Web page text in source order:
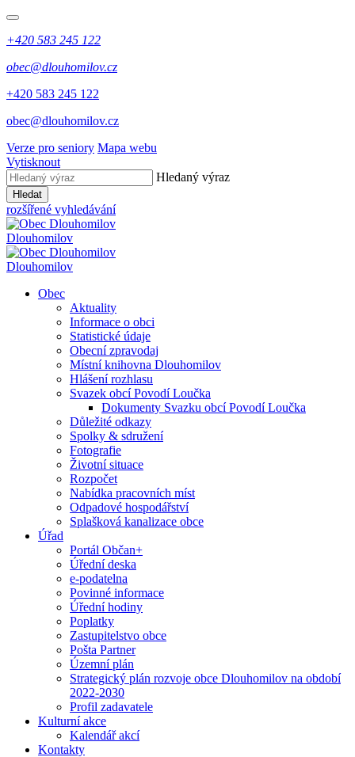
+420 583 245 122
obec@dlouhomilov.cz
+420 583 245 122
obec@dlouhomilov.cz
Verze pro seniory Mapa webu
Vytisknout
Hledaný výraz
Hledat
rozšířené vyhledávání
Dlouhomilov
Dlouhomilov
Obec
Aktuality
Informace o obci
Statistické údaje
Obecní zpravodaj
Místní knihovna Dlouhomilov
Hlášení rozhlasu
Svazek obcí Povodí Loučka
Dokumenty Svazku obcí Povodí Loučka
Důležité odkazy
Spolky & sdružení
Fotografie
Životní situace
Rozpočet
Nabídka pracovních míst
Odpadové hospodářství
Splašková kanalizace obce
Úřad
Portál Občan+
Úřední deska
e-podatelna
Povinné informace
Úřední hodiny
Poplatky
Zastupitelstvo obce
Pošta Partner
Územní plán
Strategický plán rozvoje obce Dlouhomilov na období
2022-2030
Profil zadavatele
Kulturní akce
Kalendář akcí
Kontakty